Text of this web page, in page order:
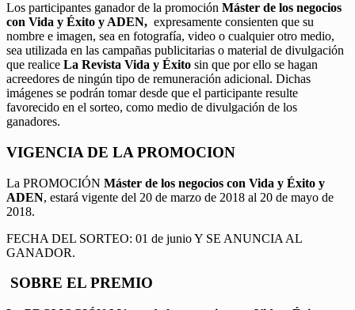
Los participantes ganador de la promoción Máster de los negocios
con Vida y Éxito y ADEN, expresamente consienten que su
nombre e imagen, sea en fotografía, video o cualquier otro medio,
sea utilizada en las campañas publicitarias o material de divulgación
que realice La Revista Vida y Éxito sin que por ello se hagan
acreedores de ningún tipo de remuneración adicional. Dichas
imágenes se podrán tomar desde que el participante resulte
favorecido en el sorteo, como medio de divulgación de los
ganadores.
VIGENCIA DE LA PROMOCION
La PROMOCIÓN Máster de los negocios con Vida y Éxito y
ADEN, estará vigente del 20 de marzo de 2018 al 20 de mayo de
2018.
FECHA DEL SORTEO: 01 de junio Y SE ANUNCIA AL
GANADOR.
SOBRE EL PREMIO